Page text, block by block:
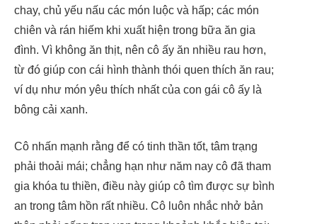
chay, chủ yếu nấu các món luộc và hấp; các món
chiên và rán hiếm khi xuất hiện trong bữa ăn gia
đình. Vì không ăn thịt, nên cô ấy ăn nhiều rau hơn,
từ đó giúp con cái hình thành thói quen thích ăn rau;
ví dụ như món yêu thích nhất của con gái cô ấy là
bông cải xanh.
Cô nhấn mạnh rằng để có tinh thần tốt, tâm trạng
phải thoải mái; chẳng hạn như năm nay cô đã tham
gia khóa tu thiền, điều này giúp cô tìm được sự bình
an trong tâm hồn rất nhiều. Cô luôn nhắc nhở bản